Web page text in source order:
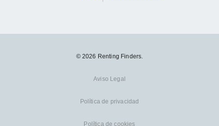
© 2026 Renting Finders.
Aviso Legal
Política de privacidad
Política de cookies